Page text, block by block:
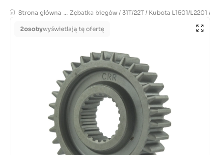
Strona główna ... Zębatka biegów / 31T/22T / Kubota L1501/L2201 /
2osobywyświetlają tę ofertę